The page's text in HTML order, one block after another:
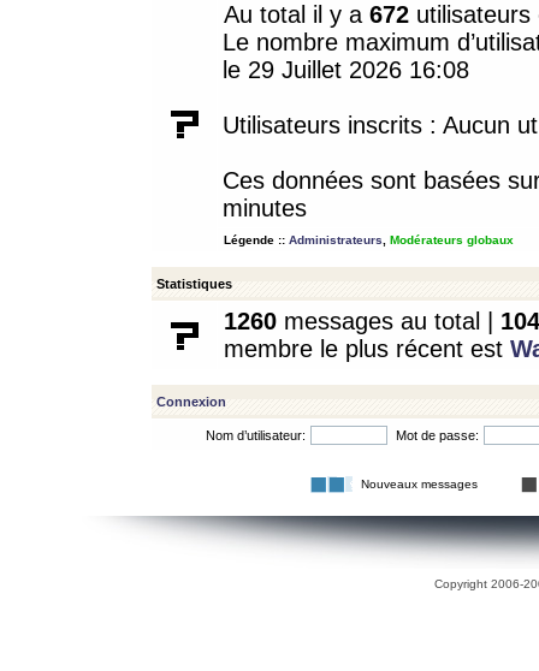
Au total il y a 672
Le nombre maximum
le 29 Juillet 2026 16:08
Utilisateurs inscrits : Aucun
Ces données sont basées
minutes
Légende :: Administrateurs Modérateurs globaux
Statistiques
1260 messages au total | 104
membre le plus récent est
Connexion
Nom d’utilisateur: Mot de passe:
Nouveaux messages
Copyright 2006-